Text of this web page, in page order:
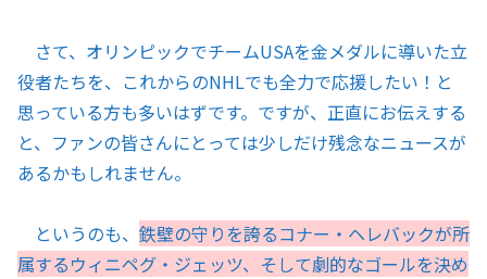
さて、オリンピックでチームUSAを金メダルに導いた立
役者たちを、これからのNHLでも全力で応援したい！と
思っている方も多いはずです。ですが、正直にお伝えする
と、ファンの皆さんにとっては少しだけ残念なニュースが
あるかもしれません。
というのも、 鉄壁の守りを誇るコナー・ヘレバックが所
属するウィニペグ・ジェッツ、そして劇的なゴールを決め